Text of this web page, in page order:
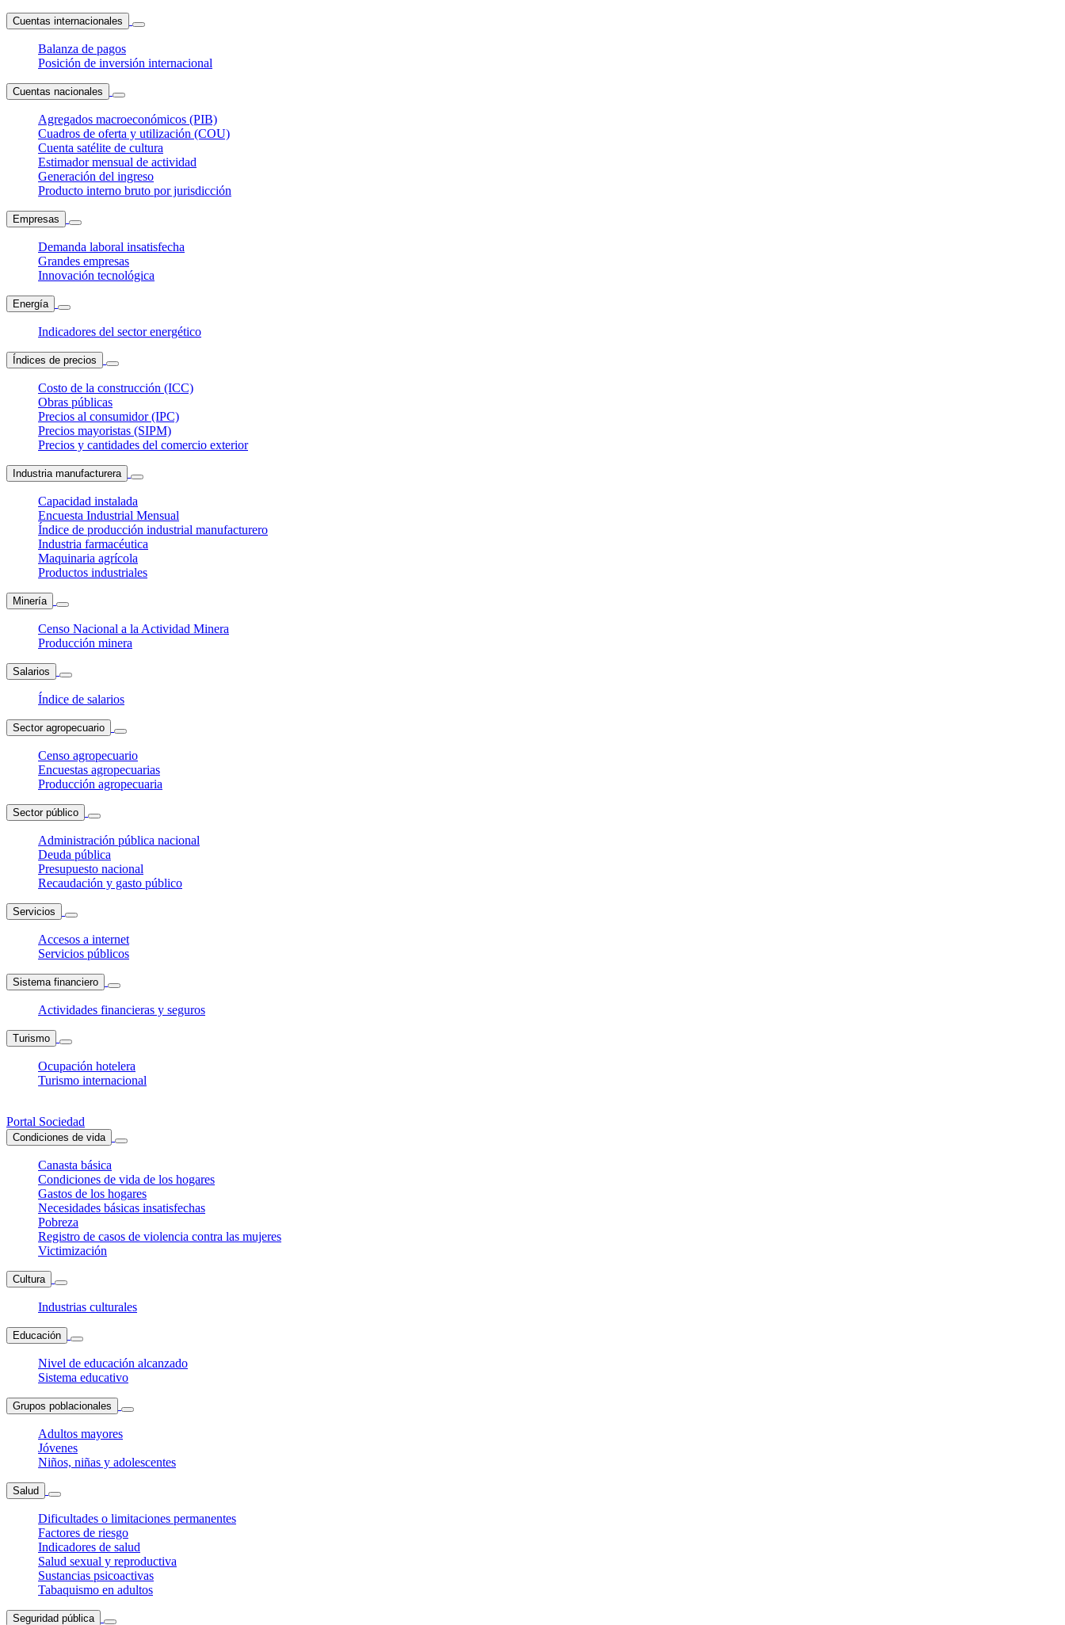
Cuentas internacionales
Balanza de pagos
Posición de inversión internacional
Cuentas nacionales
Agregados macroeconómicos (PIB)
Cuadros de oferta y utilización (COU)
Cuenta satélite de cultura
Estimador mensual de actividad
Generación del ingreso
Producto interno bruto por jurisdicción
Empresas
Demanda laboral insatisfecha
Grandes empresas
Innovación tecnológica
Energía
Indicadores del sector energético
Índices de precios
Costo de la construcción (ICC)
Obras públicas
Precios al consumidor (IPC)
Precios mayoristas (SIPM)
Precios y cantidades del comercio exterior
Industria manufacturera
Capacidad instalada
Encuesta Industrial Mensual
Índice de producción industrial manufacturero
Industria farmacéutica
Maquinaria agrícola
Productos industriales
Minería
Censo Nacional a la Actividad Minera
Producción minera
Salarios
Índice de salarios
Sector agropecuario
Censo agropecuario
Encuestas agropecuarias
Producción agropecuaria
Sector público
Administración pública nacional
Deuda pública
Presupuesto nacional
Recaudación y gasto público
Servicios
Accesos a internet
Servicios públicos
Sistema financiero
Actividades financieras y seguros
Turismo
Ocupación hotelera
Turismo internacional
Portal Sociedad
Condiciones de vida
Canasta básica
Condiciones de vida de los hogares
Gastos de los hogares
Necesidades básicas insatisfechas
Pobreza
Registro de casos de violencia contra las mujeres
Victimización
Cultura
Industrias culturales
Educación
Nivel de educación alcanzado
Sistema educativo
Grupos poblacionales
Adultos mayores
Jóvenes
Niños, niñas y adolescentes
Salud
Dificultades o limitaciones permanentes
Factores de riesgo
Indicadores de salud
Salud sexual y reproductiva
Sustancias psicoactivas
Tabaquismo en adultos
Seguridad pública